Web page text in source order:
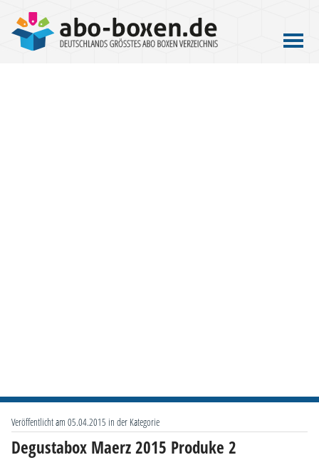
Veröffentlicht am 05.04.2015 in der Kategorie
Degustabox Maerz 2015 Produke 2